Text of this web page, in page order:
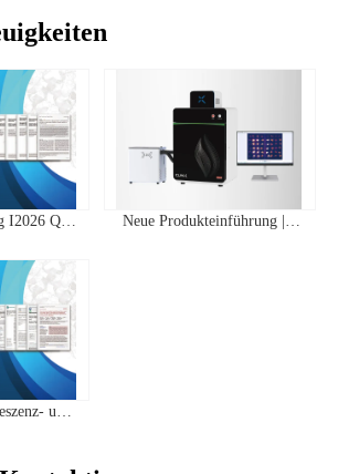
I2026 Q2
Neue Produkteinführung |
und